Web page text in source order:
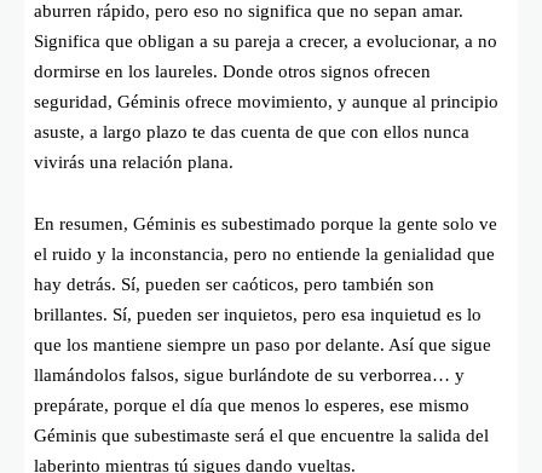
aburren rápido, pero eso no significa que no sepan amar.
Significa que obligan a su pareja a crecer, a evolucionar, a no
dormirse en los laureles. Donde otros signos ofrecen
seguridad, Géminis ofrece movimiento, y aunque al principio
asuste, a largo plazo te das cuenta de que con ellos nunca
vivirás una relación plana.
En resumen, Géminis es subestimado porque la gente solo ve
el ruido y la inconstancia, pero no entiende la genialidad que
hay detrás. Sí, pueden ser caóticos, pero también son
brillantes. Sí, pueden ser inquietos, pero esa inquietud es lo
que los mantiene siempre un paso por delante. Así que sigue
llamándolos falsos, sigue burlándote de su verborrea… y
prepárate, porque el día que menos lo esperes, ese mismo
Géminis que subestimaste será el que encuentre la salida del
laberinto mientras tú sigues dando vueltas.